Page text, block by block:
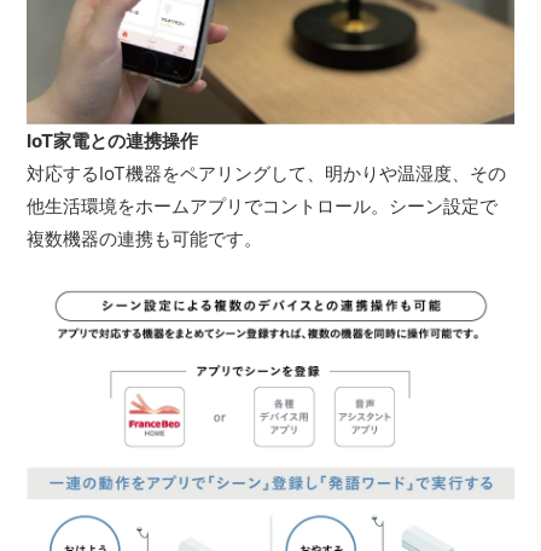
IoT家電との連携操作
対応するIoT機器をペアリングして、明かりや温湿度、その
他生活環境をホームアプリでコントロール。シーン設定で
複数機器の連携も可能です。